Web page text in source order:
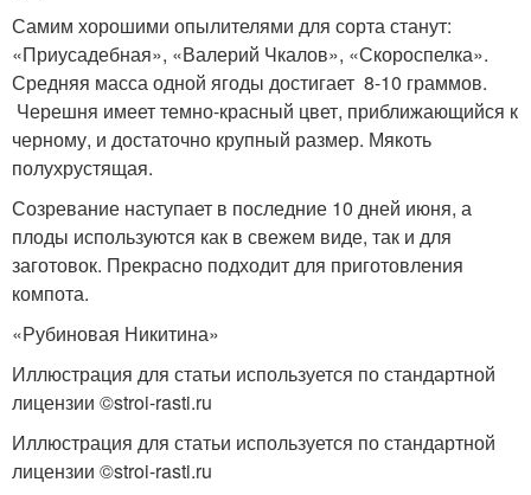
Самим хорошими опылителями для сорта станут:
«Приусадебная», «Валерий Чкалов», «Скороспелка».
Средняя масса одной ягоды достигает 8-10 граммов.
Черешня имеет темно-красный цвет, приближающийся к
черному, и достаточно крупный размер. Мякоть
полухрустящая.
Созревание наступает в последние 10 дней июня, а
плоды используются как в свежем виде, так и для
заготовок. Прекрасно подходит для приготовления
компота.
«Рубиновая Никитина»
Иллюстрация для статьи используется по стандартной
лицензии ©stroi-rasti.ru
Иллюстрация для статьи используется по стандартной
лицензии ©stroi-rasti.ru